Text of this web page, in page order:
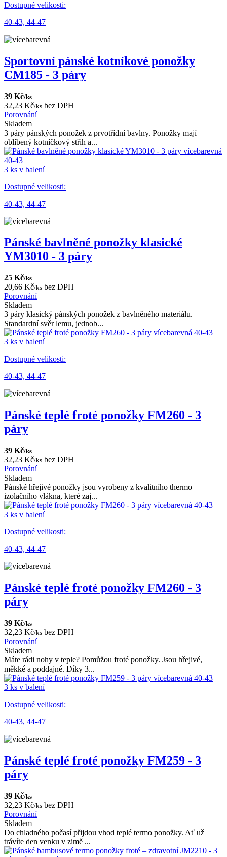
Dostupné velikosti:
40-43, 44-47
Sportovní pánské kotníkové ponožky
CM185 - 3 páry
39 Kč/ks
32,23 Kč/ks bez DPH
Porovnání
Skladem
3 páry pánských ponožek z prvotřídní bavlny. Ponožky mají
oblíbený kotníčkový střih a...
3 ks v balení
Dostupné velikosti:
40-43, 44-47
Pánské bavlněné ponožky klasické
YM3010 - 3 páry
25 Kč/ks
20,66 Kč/ks bez DPH
Porovnání
Skladem
3 páry klasický pánských ponožek z bavlněného materiálu.
Standardní svěr lemu, jednob...
3 ks v balení
Dostupné velikosti:
40-43, 44-47
Pánské teplé froté ponožky FM260 - 3
páry
39 Kč/ks
32,23 Kč/ks bez DPH
Porovnání
Skladem
Pánské hřejivé ponožky jsou vyrobeny z kvalitního thermo
izolačního vlákna, které zaj...
3 ks v balení
Dostupné velikosti:
40-43, 44-47
Pánské teplé froté ponožky FM260 - 3
páry
39 Kč/ks
32,23 Kč/ks bez DPH
Porovnání
Skladem
Máte rádi nohy v teple? Pomůžou froté ponožky. Jsou hřejivé,
měkké a poddajné. Díky 3...
3 ks v balení
Dostupné velikosti:
40-43, 44-47
Pánské teplé froté ponožky FM259 - 3
páry
39 Kč/ks
32,23 Kč/ks bez DPH
Porovnání
Skladem
Do chladného počasí přijdou vhod teplé termo ponožky. Ať už
trávíte den venku v zimě ...